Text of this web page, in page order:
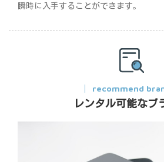
瞬時に入手することができます。
recommend
レンタル可能なブ